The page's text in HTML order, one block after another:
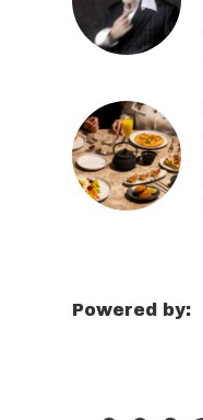
Powered by: